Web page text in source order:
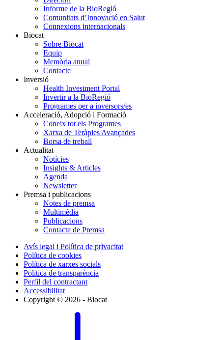
Informe de la BioRegió
Comunitats d’Innovació en Salut
Connexions internacionals
Biocat
Sobre Biocat
Equip
Memòria anual
Contacte
Inversió
Health Investment Portal
Invertir a la BioRegió
Programes per a inversors/es
Acceleració, Adopció i Formació
Coneix tot els Programes
Xarxa de Teràpies Avançades
Borsa de treball
Actualitat
Notícies
Insights & Articles
Agenda
Newsletter
Premsa i publicacions
Notes de premsa
Multimèdia
Publicacions
Contacte de Premsa
Avís legal i Política de privacitat
Política de cookies
Política de xarxes socials
Política de transparència
Perfil del contractant
Accessibilitat
Copyright © 2026 - Biocat